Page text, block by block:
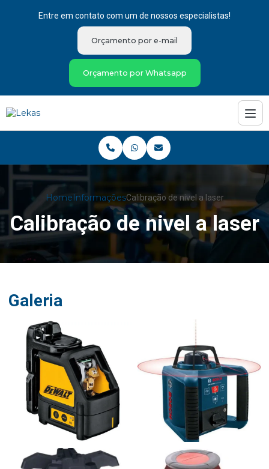
Entre em contato com um de nossos especialistas!
Orçamento por e-mail
Orçamento por Whatsapp
HomeInformaçõesCalibração de nivel a laser
Calibração de nivel a laser
Galeria